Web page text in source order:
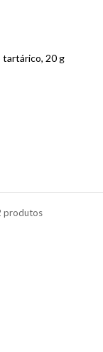
tartárico, 20 g
produtos